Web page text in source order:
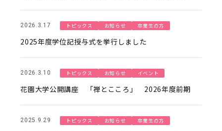
2026.3.17 トピックス お知らせ 卒業生の方
2025年度学位記授与式を挙行しました
2026.3.10 トピックス お知らせ イベント
花園大学公開講座 「禅とこころ」 2026年度前期
2025.9.29 トピックス お知らせ 卒業生の方